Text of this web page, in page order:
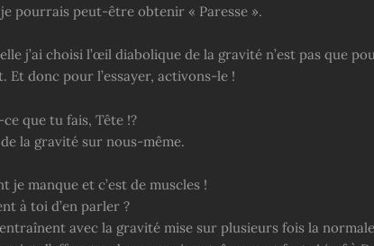
je pourrais peut-être obtenir « Paresse ».
j’ai choisi l’œil diabolique de la gravité n’est pas que
Et donc pour l’essayer, activons-le !
ce que tu fais, Tête !?
la gravité sur nous-même.
je manque et c’est de muscles !
à toi d’en parler ?
avec la gravité mise sur plusieurs fois la